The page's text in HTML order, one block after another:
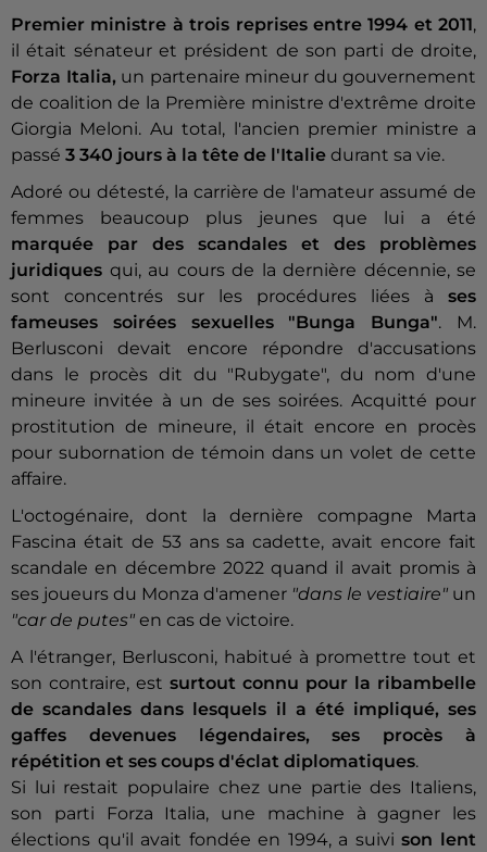
Premier ministre à trois reprises entre 1994 et 2011,
il était sénateur et président de son parti de droite,
Forza Italia, un partenaire mineur du gouvernement
de coalition de la Première ministre d'extrême droite
Giorgia Meloni. Au total, l'ancien premier ministre a
passé 3 340 jours à la tête de l'Italie durant sa vie.
Adoré ou détesté, la carrière de l'amateur assumé de
femmes beaucoup plus jeunes que lui a été
marquée par des scandales et des problèmes
juridiques qui, au cours de la dernière décennie, se
sont concentrés sur les procédures liées à ses
fameuses soirées sexuelles "Bunga Bunga". M.
Berlusconi devait encore répondre d'accusations
dans le procès dit du "Rubygate", du nom d'une
mineure invitée à un de ses soirées. Acquitté pour
prostitution de mineure, il était encore en procès
pour subornation de témoin dans un volet de cette
affaire.
L'octogénaire, dont la dernière compagne Marta
Fascina était de 53 ans sa cadette, avait encore fait
scandale en décembre 2022 quand il avait promis à
ses joueurs du Monza d'amener "dans le vestiaire" un
"car de putes" en cas de victoire.
A l'étranger, Berlusconi, habitué à promettre tout et
son contraire, est surtout connu pour la ribambelle
de scandales dans lesquels il a été impliqué, ses
gaffes devenues légendaires, ses procès à
répétition et ses coups d'éclat diplomatiques.
Si lui restait populaire chez une partie des Italiens,
son parti Forza Italia, une machine à gagner les
élections qu'il avait fondée en 1994, a suivison lent